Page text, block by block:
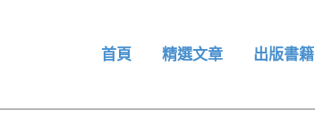
首頁 精選文章 出版書籍